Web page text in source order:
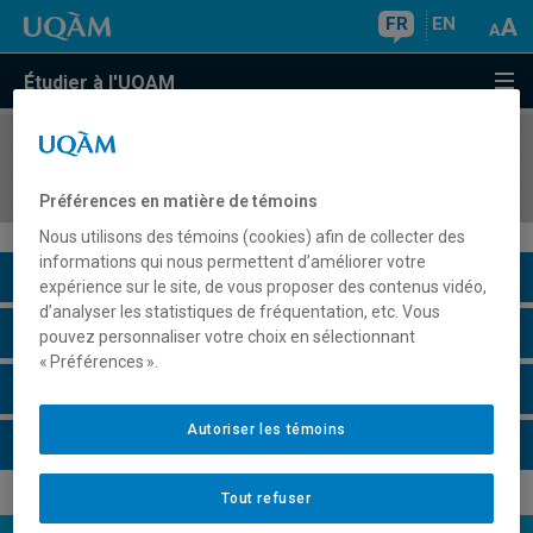
FR EN
Étudier à l'UQAM
COURS//
Description du cours
Horaire - Été 2026
Préférences en matière de témoins
Nous utilisons des témoins (cookies) afin de collecter des
informations qui nous permettent d’améliorer votre
expérience sur le site, de vous proposer des contenus vidéo,
d’analyser les statistiques de fréquentation, etc. Vous
pouvez personnaliser votre choix en sélectionnant
« Préférences ».
Tout refuser
Autoriser les témoins